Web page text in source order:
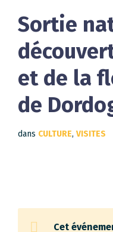
Sortie
et de la
de
dans CULTURE, VISITES
Cet